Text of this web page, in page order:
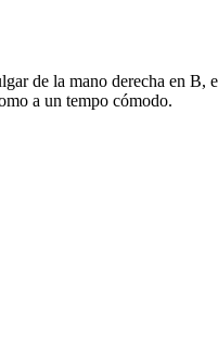
de la mano derecha en
a un tempo cómodo.